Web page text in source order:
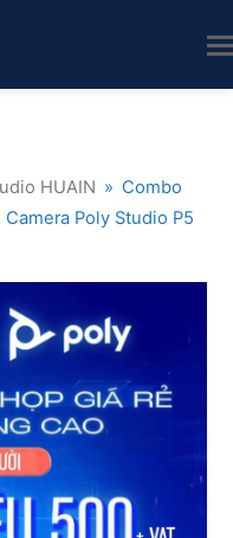
HUAIN » Combo
Poly Studio P5